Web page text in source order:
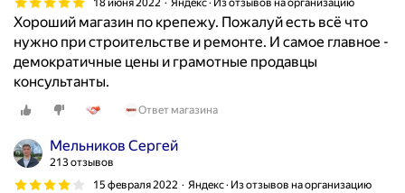
18 июня 2022
Яндекс · Из отзывов на организацию
Хороший магазин по крепежу. Пожалуй есть всё что
нужно при строительстве и ремонте. И самое главное -
демократичные цены и грамотные продавцы
консультанты.
Ответ магазина
Мельников Сергей
213 отзывов
15 февраля 2022
Яндекс · Из отзывов на организацию